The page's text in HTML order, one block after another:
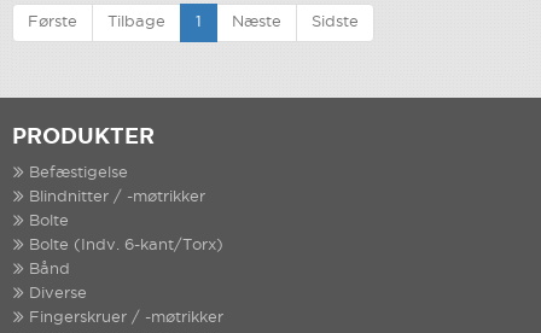
Første Tilbage 1 Næste Sidste
PRODUKTER
Befæstigelse
Blindnitter / -møtrikker
Bolte
Bolte (Indv. 6-kant/Torx)
Bånd
Diverse
Fingerskruer / -møtrikker